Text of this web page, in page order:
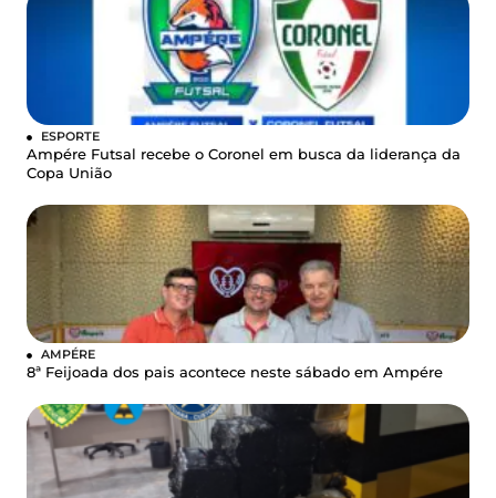
ESPORTE
Ampére Futsal recebe o Coronel em busca da liderança da
Copa União
AMPÉRE
8ª Feijoada dos pais acontece neste sábado em Ampére